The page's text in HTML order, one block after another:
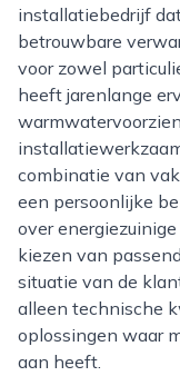
installatiebedrijf
betrouwbare
voor zowel
heeft jarenlange
combinatie van
een persoonlijke
over
kiezen van
situatie van de
alleen technische
oplossingen waar
aan heeft.